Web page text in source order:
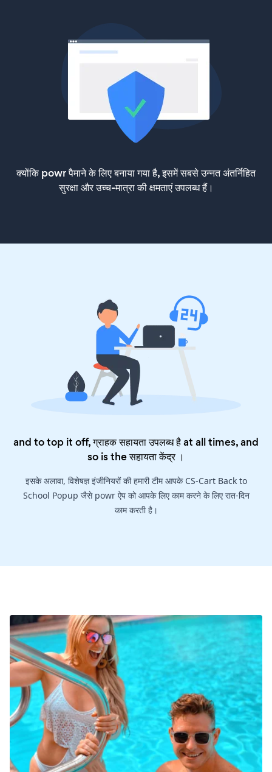
क्योंकि powr पैमाने के लिए बनाया गया है, इसमें सबसे उन्नत अंतर्निहित
सुरक्षा और उच्च-मात्रा की क्षमताएं उपलब्ध हैं।
and to top it off, ग्राहक सहायता उपलब्ध है at all times, and
so is theसहायता केंद्र।
इसके अलावा, विशेषज्ञ इंजीनियरों की हमारी टीम आपके CS-Cart Back to
School Popup जैसे powr ऐप को आपके लिए काम करने के लिए रात-दिन
काम करती है।